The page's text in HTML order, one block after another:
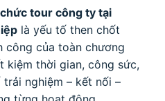
tour công ty tại
là yếu tố then chốt
công của toàn chương
kiệm thời gian, công sức,
nghiệm – kết nối –